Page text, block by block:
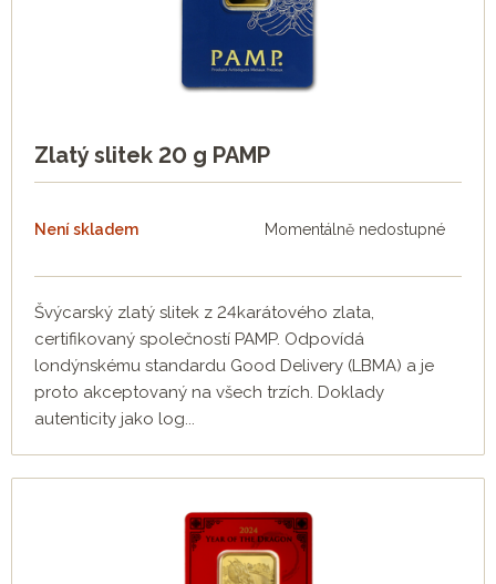
Zlatý slitek 20 g PAMP
Není skladem Momentálně nedostupné
Švýcarský zlatý slitek z 24karátového zlata,
certifikovaný společností PAMP. Odpovídá
londýnskému standardu Good Delivery (LBMA) a je
proto akceptovaný na všech trzích. Doklady
autenticity jako log...